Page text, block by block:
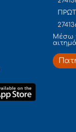
Mέσω